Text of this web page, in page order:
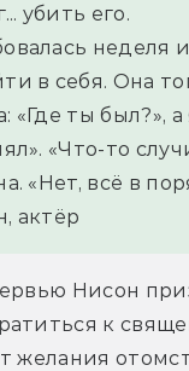
убить его.
неделя
в себя. Она
«Где ты был?», а
«Что-то
«Нет, всё в
актёр
Нисон
к
желания